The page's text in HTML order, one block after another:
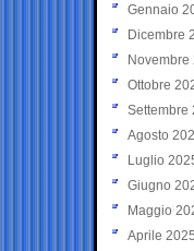
Gennaio
Dicembre
Novembre
Ottobre
Settembre
Agosto
Luglio
Giugno
Maggio
Aprile 2025